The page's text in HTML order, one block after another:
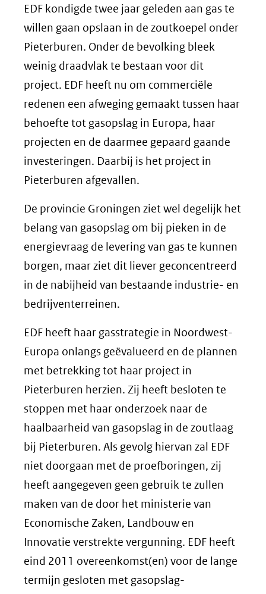
EDF kondigde twee jaar geleden aan gas te
willen gaan opslaan in de zoutkoepel onder
Pieterburen. Onder de bevolking bleek
weinig draadvlak te bestaan voor dit
project. EDF heeft nu om commerciële
redenen een afweging gemaakt tussen haar
behoefte tot gasopslag in Europa, haar
projecten en de daarmee gepaard gaande
investeringen. Daarbij is het project in
Pieterburen afgevallen.
De provincie Groningen ziet wel degelijk het
belang van gasopslag om bij pieken in de
energievraag de levering van gas te kunnen
borgen, maar ziet dit liever geconcentreerd
in de nabijheid van bestaande industrie- en
bedrijventerreinen.
EDF heeft haar gasstrategie in Noordwest-
Europa onlangs geëvalueerd en de plannen
met betrekking tot haar project in
Pieterburen herzien. Zij heeft besloten te
stoppen met haar onderzoek naar de
haalbaarheid van gasopslag in de zoutlaag
bij Pieterburen. Als gevolg hiervan zal EDF
niet doorgaan met de proefboringen, zij
heeft aangegeven geen gebruik te zullen
maken van de door het ministerie van
Economische Zaken, Landbouw en
Innovatie verstrekte vergunning. EDF heeft
eind 2011 overeenkomst(en) voor de lange
termijn gesloten met gasopslag-